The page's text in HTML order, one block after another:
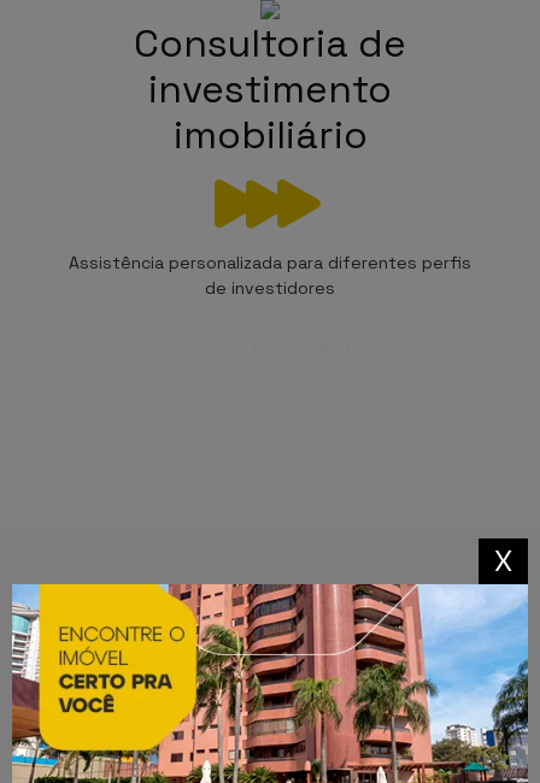
Consultoria de
investimento
imobiliário
Assistência personalizada para diferentes perfis
de investidores
Empreendimentos na planta
em Cascavel e Toledo
X